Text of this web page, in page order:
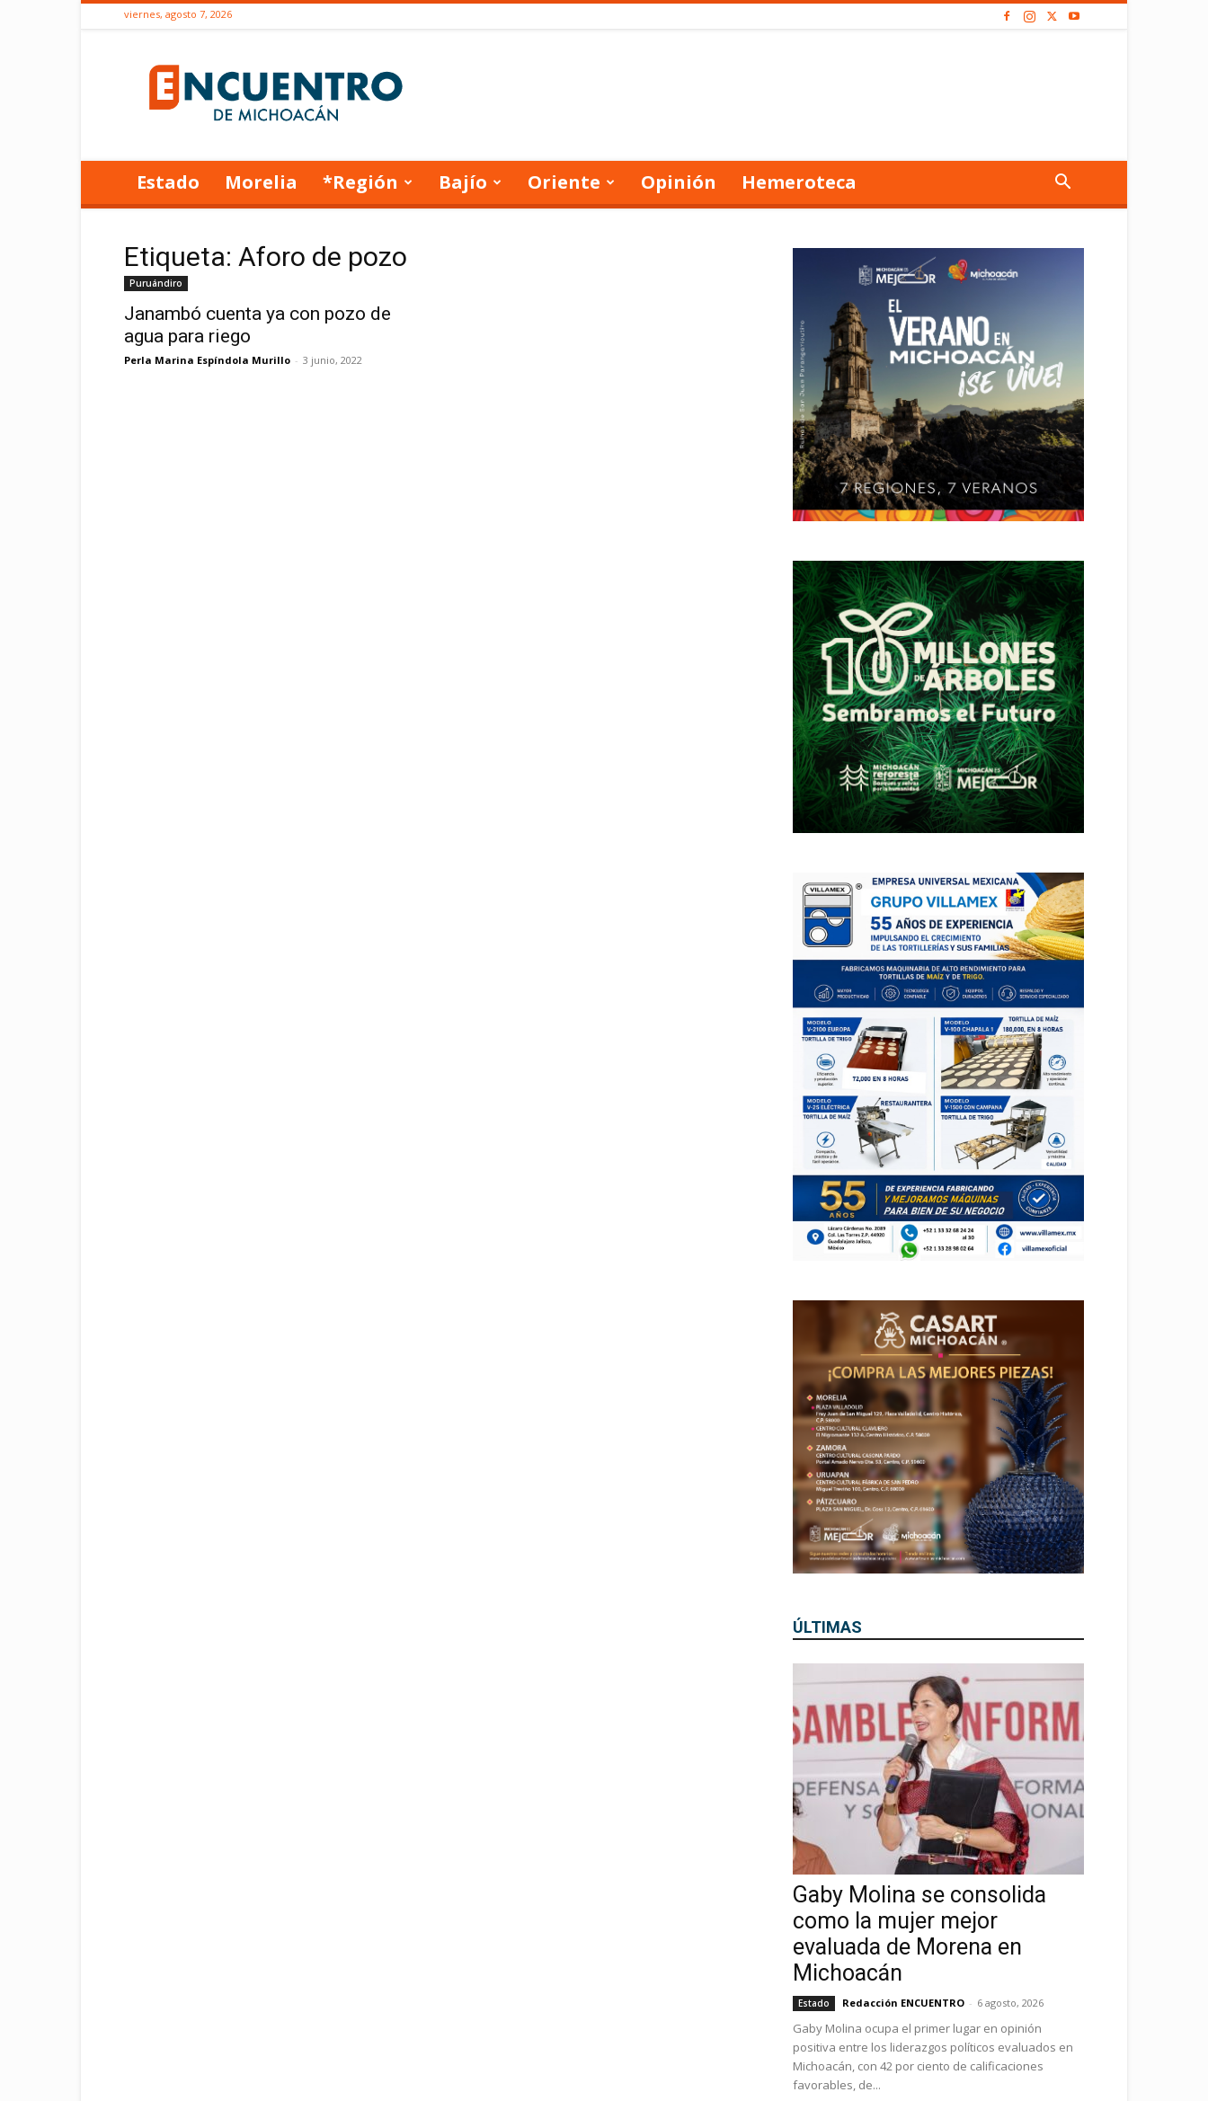
viernes, agosto 7, 2026
de
Michoacán
Estado Morelia *Región Bajío Oriente Opinión Hemeroteca
Etiqueta: Aforo de pozo
Puruándiro
Janambó cuenta ya con pozo de
agua para riego
Perla Marina Espíndola Murillo - 3 junio, 2022
ÚLTIMAS
Gaby Molina se consolida
como la mujer mejor
evaluada de Morena en
Michoacán
Estado Redacción ENCUENTRO - 6 agosto, 2026
Gaby Molina ocupa el primer lugar en opinión
positiva entre los liderazgos políticos evaluados en
Michoacán, con 42 por ciento de calificaciones
favorables, de...